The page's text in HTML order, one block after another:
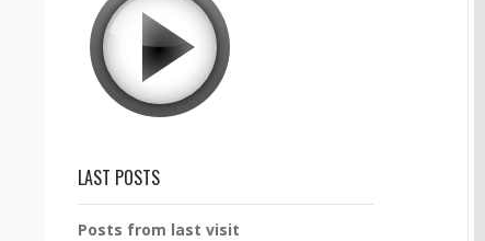
LAST POSTS
Posts from last visit